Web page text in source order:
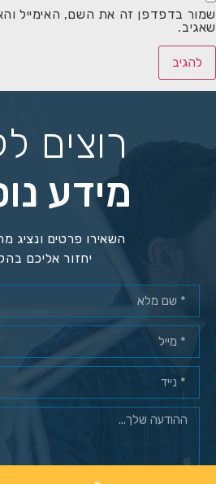
שמור בדפדפן זה את השם, האימייל
שאגיב.
רוצים
מידע
השאירו פרטים ונציג
יחזור אליכם